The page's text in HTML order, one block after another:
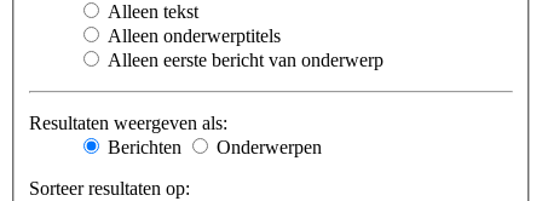
Alleen tekst
Alleen onderwerptitels
Alleen eerste bericht van onderwerp
Resultaten weergeven als:
Berichten
Onderwerpen
Sorteer resultaten op: